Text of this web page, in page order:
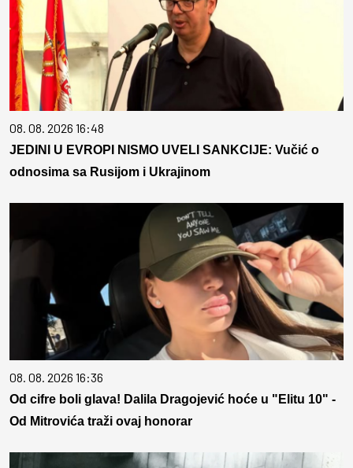
08. 08. 2026 16:48
JEDINI U EVROPI NISMO UVELI SANKCIJE: Vučić o
odnosima sa Rusijom i Ukrajinom
08. 08. 2026 16:36
Od cifre boli glava! Dalila Dragojević hoće u "Elitu 10" -
Od Mitrovića traži ovaj honorar